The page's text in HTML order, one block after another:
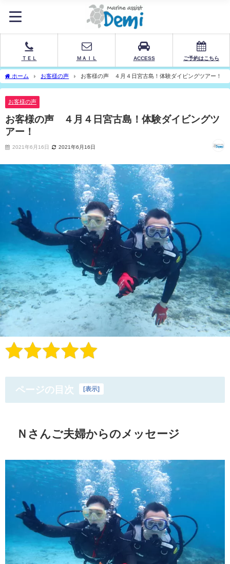
ＴＥＬ ＭＡＩＬ ACCESS ご予約はこちら
ホーム お客様の声 お客様の声 ４月４日宮古島！体験ダイビングツアー！
お客様の声
お客様の声 ４月４日宮古島！体験ダイビングツ
アー！
2021年6月16日 2021年6月16日
ページの目次 表示
Ｎさんご夫婦からのメッセージ